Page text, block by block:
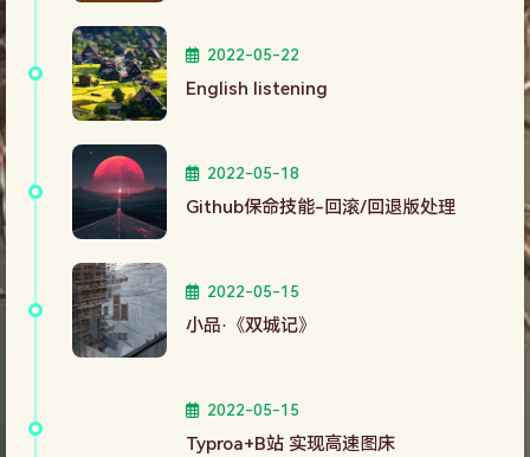
2022-05-22
English listening
2022-05-18
Github保命技能-回滚/回退版处理
2022-05-15
小品·《双城记》
2022-05-15
Typroa+B站 实现高速图床